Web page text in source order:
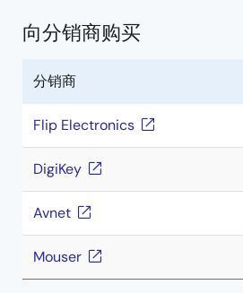
向分销商购买
分销商
Flip Electronics
DigiKey
Avnet
Mouser